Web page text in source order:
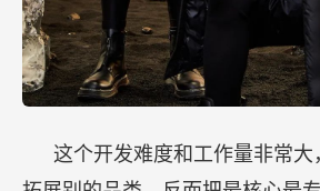
这个开发难度和工作量非常